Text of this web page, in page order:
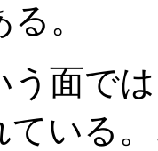
。
う面で
ている